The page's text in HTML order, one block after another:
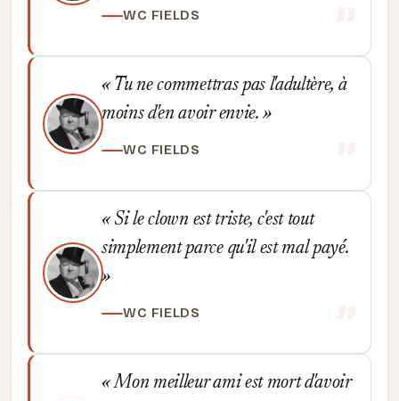
WC FIELDS
Tu ne commettras pas l'adultère, à
moins d'en avoir envie.
WC FIELDS
Si le clown est triste, c'est tout
simplement parce qu'il est mal payé.
WC FIELDS
Mon meilleur ami est mort d'avoir